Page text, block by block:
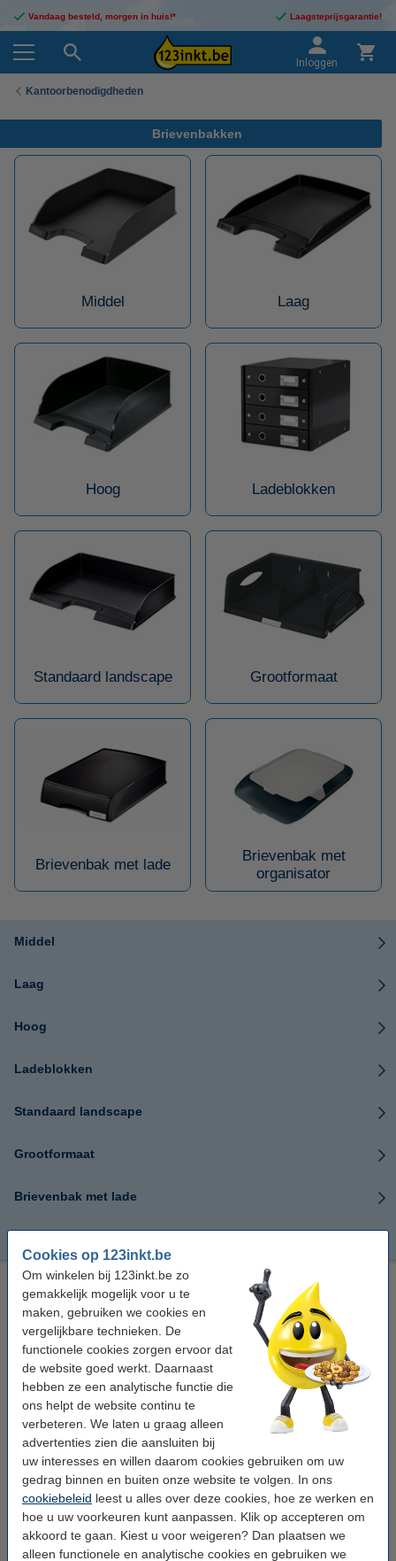
Cookies op 123inkt.be
Om winkelen bij 123inkt.be zo
gemakkelijk mogelijk voor u te
maken, gebruiken we cookies en
vergelijkbare technieken. De
functionele cookies zorgen ervoor dat
de website goed werkt. Daarnaast
hebben ze een analytische functie die
ons helpt de website continu te
verbeteren. We laten u graag alleen
advertenties zien die aansluiten bij
uw interesses en willen daarom cookies gebruiken om uw
gedrag binnen en buiten onze website te volgen. In ons
cookiebeleid leest u alles over deze cookies, hoe ze werken en
hoe u uw voorkeuren kunt aanpassen. Klik op accepteren om
akkoord te gaan. Kiest u voor weigeren? Dan plaatsen we
alleen functionele en analytische cookies en gebruiken we
Vandaag besteld, morgen in huis!* Laagsteprijsgarantie!
Inloggen
Kantoorbenodigdheden
Brievenbakken
Middel Laag
Hoog Ladeblokken
Standaard landscape Grootformaat
Brievenbak met lade
Brievenbak met
organisator
Middel
Laag
Hoog
Ladeblokken
Standaard landscape
Grootformaat
Brievenbak met lade
Goedkope brievenbakken online bestellen
Bij 123inkt.be bestelt u goedkope brievenbakken voor op uw
bureau of kantoor. Deze worden net als andere
, printersupplies en papier razendsnel
thuisbezorgd.
De plastic brievenbakken voor op uw bureau zijn ideaal om post,
papieren en documenten in te sorteren. Bij 123inkt.be vindt u
zowelkleine brievenbakken, alsgrote brievenbakken
hoog zijn.
In het assortiment kantoorartikelen van 123inkt vindt u alles wat u
thuis of op kantoor nodig heeft, zoalspapier en etiketten,
lijmproducten en alles om te lamineren. Deze artikelen bestelt u
heel eenvoudig mee wanneer u printerbenodigdheden bestelt.